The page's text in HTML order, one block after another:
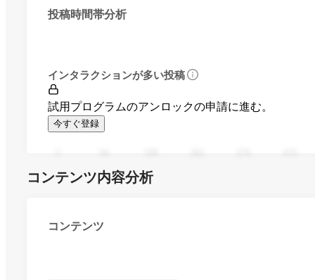
投稿時間帯分析
インタラクションが多い投稿
試用プログラムのアンロックの申請に進む。
今すぐ登録
コンテンツ内容分析
コンテンツ